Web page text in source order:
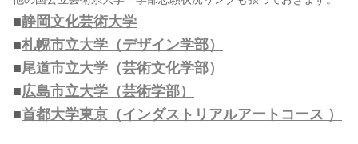
■静岡文化芸術大学
■札幌市立大学（デザイン学部）
■尾道市立大学（芸術文化学部）
■広島市立大学（芸術学部）
■首都大学東京（インダストリアルアートコース ）